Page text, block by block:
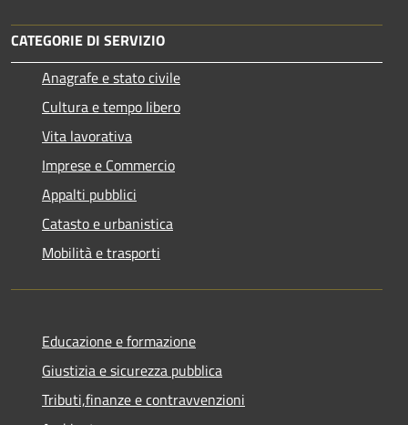
CATEGORIE DI SERVIZIO
Anagrafe e stato civile
Cultura e tempo libero
Vita lavorativa
Imprese e Commercio
Appalti pubblici
Catasto e urbanistica
Mobilità e trasporti
Educazione e formazione
Giustizia e sicurezza pubblica
Tributi,finanze e contravvenzioni